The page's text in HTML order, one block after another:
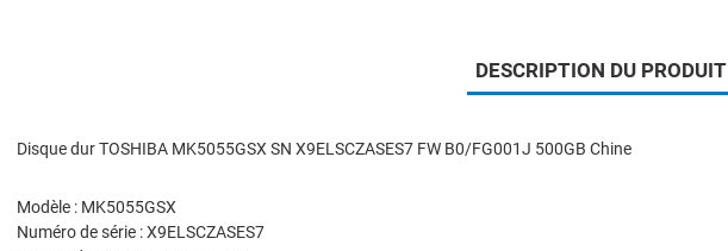
DESCRIPTION DU PRODUIT
Disque dur TOSHIBA MK5055GSX SN X9ELSCZASES7 FW B0/FG001J 500GB Chine
Modèle : MK5055GSX
Numéro de série : X9ELSCZASES7